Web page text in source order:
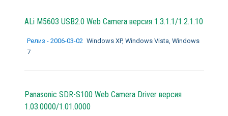
ALi M5603 USB2.0 Web Camera версия 1.3.1.1/1.2.1.10
Релиз - 2006-03-02 Windows XP, Windows Vista, Windows
7
Panasonic SDR-S100 Web Camera Driver версия
1.03.0000/1.01.0000